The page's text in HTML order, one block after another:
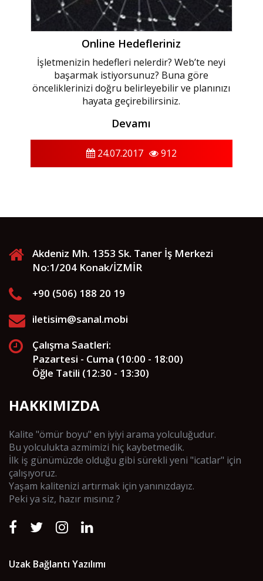
Online Hedefleriniz
İşletmenizin hedefleri nelerdir? Web’te neyi
başarmak istiyorsunuz? Buna göre
önceliklerinizi doğru belirleyebilir ve planınızı
hayata geçirebilirsiniz.
Devamı
24.07.2017 912
Akdeniz Mh. 1353 Sk. Taner İş Merkezi
No:1/204 Konak/İZMİR
+90 (506) 188 20 19
iletisim@sanal.mobi
Çalışma Saatleri:
Pazartesi - Cuma (10:00 - 18:00)
Öğle Tatili (12:30 - 13:30)
HAKKIMIZDA
Kalite "ömür boyu" en iyiyi arama yolculuğudur.
Bu yolculukta azmimizi hiç kaybetmedik.
İlk iş günümüzde olduğu gibi sürekli yeni "icatlar" için
çalışıyoruz.
Yaşam kalitenizi artırmak için yanınızdayız.
Peki ya siz, hazır mısınız ?
Uzak Bağlantı Yazılımı